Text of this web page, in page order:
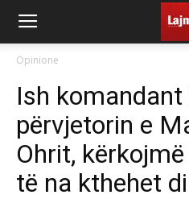
Opinione
Ish komandant
përvjetorin e
Ohrit,
të na kthehet